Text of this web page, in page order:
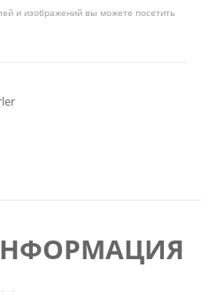
и изображений вы можете посетить